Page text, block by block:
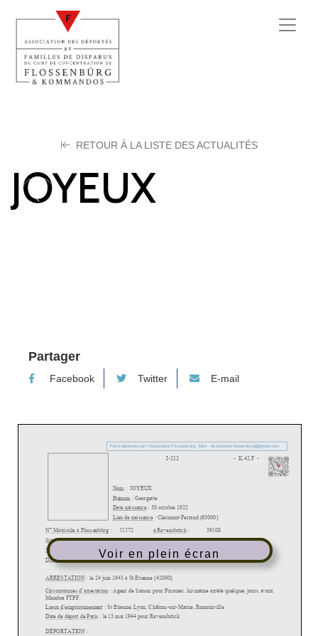
RETOUR À LA LISTE DES ACTUALITÉS
JOYEUX
Partager
Facebook Twitter E-mail
Voir en plein écran